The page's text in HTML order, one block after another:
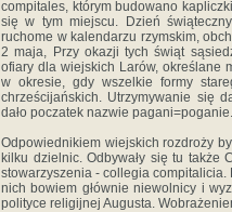
compitales, którym budowano
się w tym miejscu. Dzień
ruchome w kalendarzu rzymskim,
2 maja, Przy okazji tych świąt
ofiary dla wiejskich Larów, określane
w okresie, gdy wszelkie formy
chrześcijańskich. Utrzymywanie się
dało poczatek nazwie pagani=poganie.
Odpowiednikiem wiejskich rozdroży
kilku dzielnic. Odbywały się tu także
stowarzyszenia - collegia compitalicia.
nich bowiem głównie niewolnicy i
polityce religijnej Augusta.